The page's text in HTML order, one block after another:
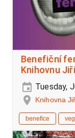
Benefiční
Knihovnu
Tuesday,
Knihovna
benefice